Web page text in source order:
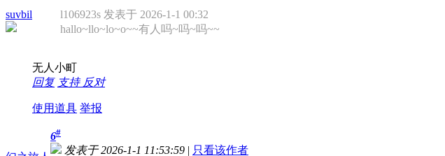
suvbil
l106923s 发表于 2026-1-1 00:32
hallo~llo~lo~o~~有人吗~吗~吗~~
无人小町
回复 支持 反对
使用道具 举报
6#
发表于 2026-1-1 11:53:59 | 只看该作者